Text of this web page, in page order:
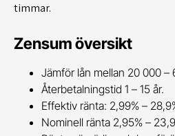
timmar.
Zensum översikt
Jämför lån mellan 20 000 –
Återbetalningstid 1 – 15 år.
Effektiv ränta: 2,99% –
Nominell ränta 2,95% –